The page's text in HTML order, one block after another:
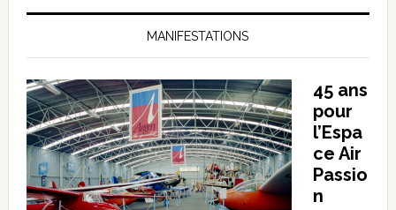
MANIFESTATIONS
45 ans
pour
l’Espa
ce Air
Passio
n